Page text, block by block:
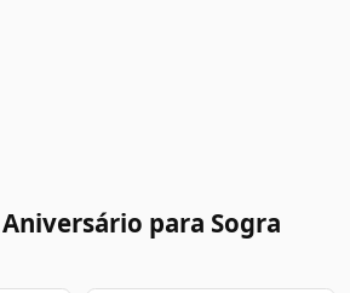
para Sogra